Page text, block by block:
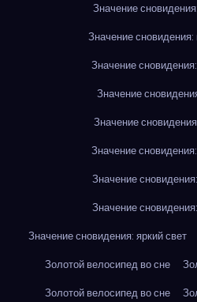
Значение
Значение
Значение
Значение
Значение
Значение
Значение
Значение
Значение сновидения: яркий свет
Золотой велосипед во сне
Золотой велосипед во сне